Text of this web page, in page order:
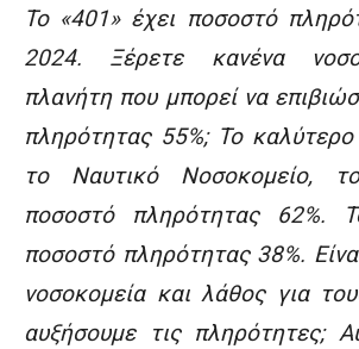
Το «401» έχει ποσοστό
2024. Ξέρετε κανένα
πλανήτη που μπορεί να
πληρότητας 55%; Το καλύτερο
το Ναυτικό Νοσοκομείο,
ποσοστό πληρότητας 62%.
ποσοστό πληρότητας 38%.
νοσοκομεία και λάθος για
αυξήσουμε τις πληρότητες;